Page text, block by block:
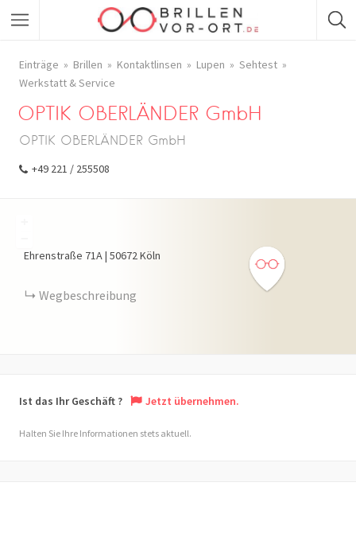
Einträge Brillen Kontaktlinsen Lupen
Sehtest
Werkstatt & Service
OPTIK OBERLÄNDER GmbH
OPTIK OBERLÄNDER GmbH
+49 221 / 255508
Ehrenstraße 71A| 50672Köln
Wegbeschreibung
Ist das Ihr Geschäft ? Jetzt übernehmen.
Halten Sie Ihre Informationen stets aktuell.